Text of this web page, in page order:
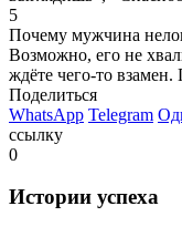
5
Почему мужчина
Возможно, его не
ждёте чего-то
Поделиться
WhatsApp Telegram
ссылку
0
Истории успеха